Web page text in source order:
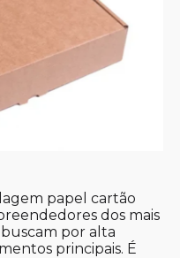
papel cartão
dos mais
por alta
principais. É